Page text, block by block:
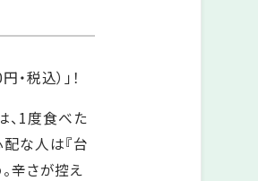
税込）」！
、1度食べた
な人は『台
辛さが控え